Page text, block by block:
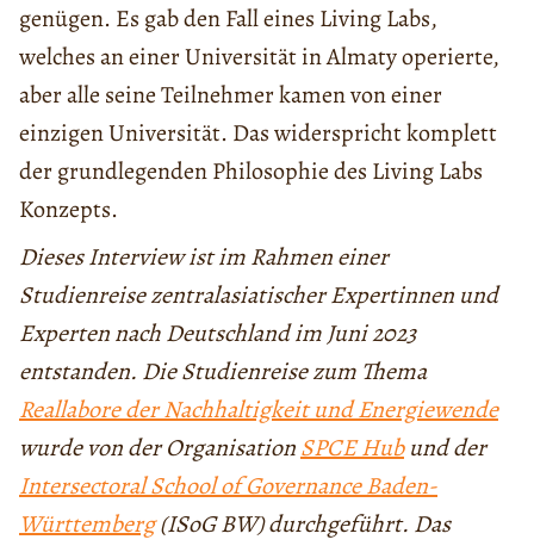
genügen. Es gab den Fall eines Living Labs,
welches an einer Universität in Almaty operierte,
aber alle seine Teilnehmer kamen von einer
einzigen Universität. Das widerspricht komplett
der grundlegenden Philosophie des Living Labs
Konzepts.
Dieses Interview ist im Rahmen einer
Studienreise zentralasiatischer Expertinnen und
Experten nach Deutschland im Juni 2023
entstanden. Die Studienreise zum Thema
Reallabore der Nachhaltigkeit und Energiewende
wurde von der OrganisationSPCE Hubund der
Intersectoral School of Governance Baden-
Württemberg(ISoG BW) durchgeführt. Das